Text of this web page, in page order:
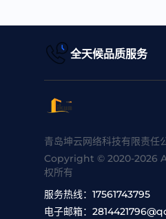
全天候品质服务
青岛坤云网络科技有限责任
Copyright © 2020-2026
权所有
服务热线： 17561743795
电子邮箱：